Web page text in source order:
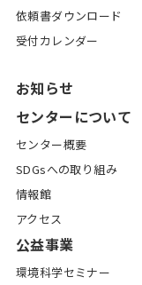
依頼書ダウンロード
受付カレンダー
お知らせ
センターについて
センター概要
SDGsへの取り組み
情報館
アクセス
公益事業
環境科学セミナー